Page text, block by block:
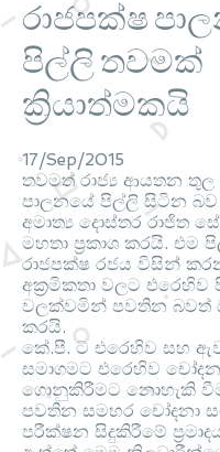
රාජපක්ෂ
පිල්ලි තවමක්
ක්‍රියාත්මකයි
17/Sep/2015
තවමත් රාජ්‍ය ආයතන තුල
පාලනයේ පිල්ලි සිටින
අමාත්‍ය දොස්තර රාජිත
මහතා ප්‍රකාශ කරයි. එම
රාජපක්ෂ රජය විසින්
අක්‍රමිකතා වලට එරෙහිව
වලක්වමින් පවතින බවත්
කරයි.
කේ.පී. ට එරෙහිව සහ
සමාගමට එරෙහිව
ගොනුකිරීමට නොහැකි
පවතින සමහර චෝදනා
පරීක්ෂන සිදුකිරීමේ